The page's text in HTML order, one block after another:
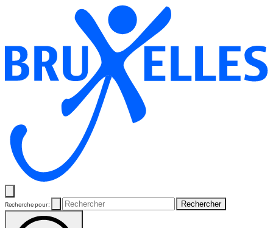
Recherche pour: Rechercher